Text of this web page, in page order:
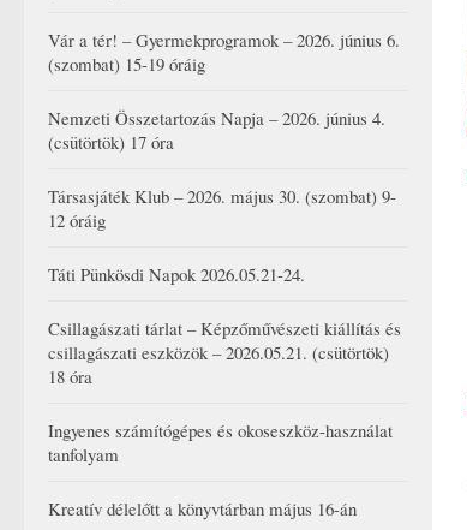
Vár a tér! – Gyermekprogramok – 2026. június 6.
(szombat) 15-19 óráig
Nemzeti Összetartozás Napja – 2026. június 4.
(csütörtök) 17 óra
Társasjáték Klub – 2026. május 30. (szombat) 9-
12 óráig
Táti Pünkösdi Napok 2026.05.21-24.
Csillagászati tárlat – Képzőművészeti kiállítás és
csillagászati eszközök – 2026.05.21. (csütörtök)
18 óra
Ingyenes számítógépes és okoseszköz-használat
tanfolyam
Kreatív délelőtt a könyvtárban május 16-án